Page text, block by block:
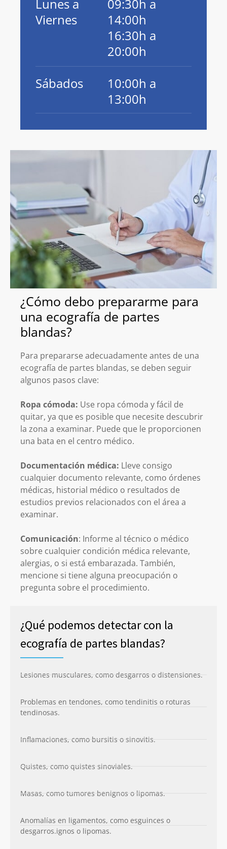
Lunes a
Viernes
09:30h a
14:00h
16:30h a
20:00h
Sábados
10:00h a
13:00h
¿Cómo debo prepararme para
una ecografía de partes
blandas?
Para prepararse adecuadamente antes de una
ecografía de partes blandas, se deben seguir
algunos pasos clave:
Ropa cómoda: Use ropa cómoda y fácil de
quitar, ya que es posible que necesite descubrir
la zona a examinar. Puede que le proporcionen
una bata en el centro médico.
Documentación médica: Lleve consigo
cualquier documento relevante, como órdenes
médicas, historial médico o resultados de
estudios previos relacionados con el área a
examinar.
Comunicación: Informe al técnico o médico
sobre cualquier condición médica relevante,
alergias, o si está embarazada. También,
mencione si tiene alguna preocupación o
pregunta sobre el procedimiento.
¿Qué podemos detectar con la
ecografía de partes blandas?
Lesiones musculares, como desgarros o distensiones.
Problemas en tendones, como tendinitis o roturas
tendinosas.
Inflamaciones, como bursitis o sinovitis.
Quistes, como quistes sinoviales.
Masas, como tumores benignos o lipomas.
Anomalías en ligamentos, como esguinces o
desgarros.ignos o lipomas.